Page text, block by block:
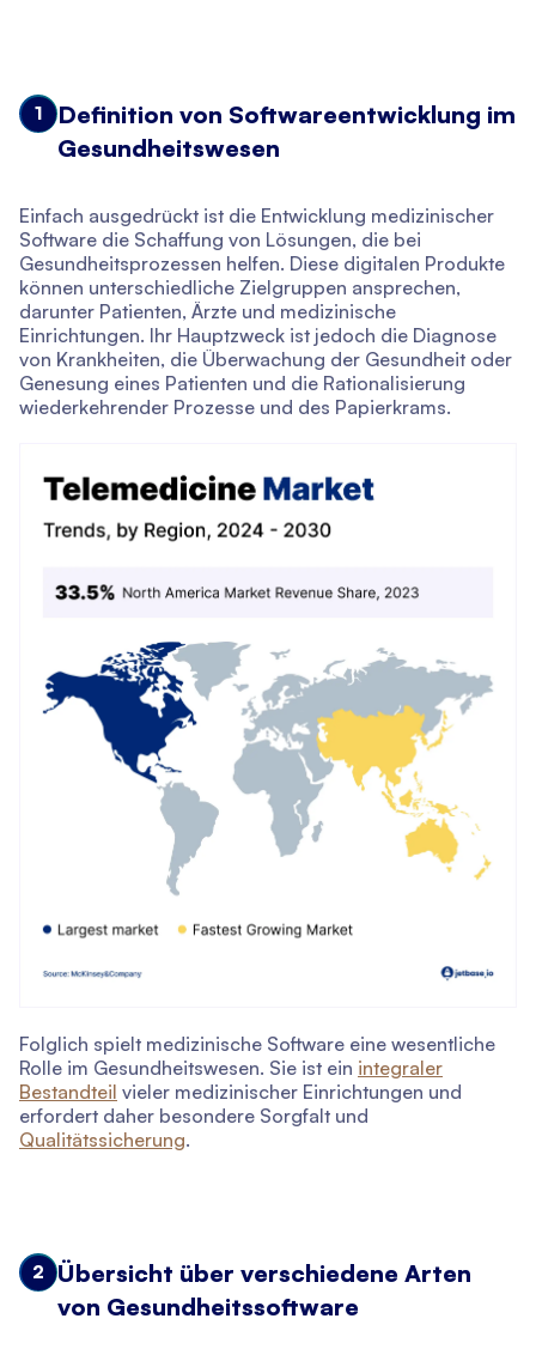
1
Definition von Softwareentwicklung im
Gesundheitswesen
Einfach ausgedrückt ist die Entwicklung medizinischer
Software die Schaffung von Lösungen, die bei
Gesundheitsprozessen helfen. Diese digitalen Produkte
können unterschiedliche Zielgruppen ansprechen,
darunter Patienten, Ärzte und medizinische
Einrichtungen. Ihr Hauptzweck ist jedoch die Diagnose
von Krankheiten, die Überwachung der Gesundheit oder
Genesung eines Patienten und die Rationalisierung
wiederkehrender Prozesse und des Papierkrams.
Folglich spielt medizinische Software eine wesentliche
Rolle im Gesundheitswesen. Sie ist ein integraler
Bestandteil vieler medizinischer Einrichtungen und
erfordert daher besondere Sorgfalt und
Qualitätssicherung.
2
Übersicht über verschiedene Arten
von Gesundheitssoftware